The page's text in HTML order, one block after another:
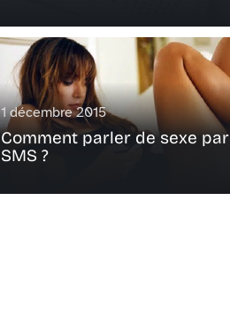
1 décembre 2015
Comment parler de sexe par
SMS ?